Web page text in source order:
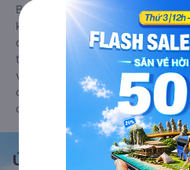
Bên cạnh đó, bạn có thể tham
khác tại
Goyolo.com
cho
đặt vé cho phép người dùng so
thời gian di chuyển của nhiều
và tàu hoả. Hệ thống của
các hãng máy bay, xe khách và
cho bạn di chuyển.
Ứng dụng đặt vé Xe